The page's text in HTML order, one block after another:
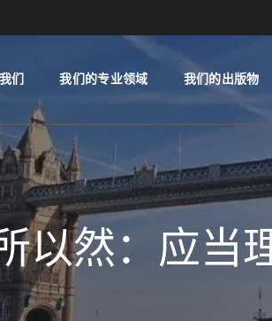
们 我们的专业领域 我们的出版物
以然：应当